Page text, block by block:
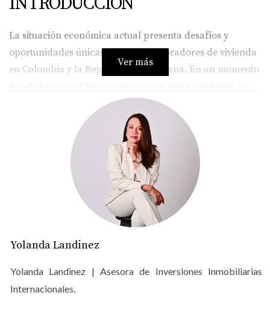
La situación económica actual presenta desafíos y
oportunidades únicas para los compradores de vivienda
en Colombia y la República Dominicana. En un momento
crucial entender cómo estas cifras impactan nuestras
decisiones financieras. En Colombia, las tasas han
superado el 11% en pesos, lo que ha llevado a muchos a
replantearse sus opciones. Por otro lado, en RD, las tasas
más bajas en dólares ofrecen una alternativa atractiva.
Este artículo no solo desglosa estos números, sino que
también comparte historias reales que ilustran cómo las
familias están navegando por esta guerra de tasas.
CONTEXTO ECONÓMICO
ACTUAL
Ver más
Yolanda Landinez
Yolanda Landinez | Asesora de Inversiones Inmobiliarias
Internacionales.